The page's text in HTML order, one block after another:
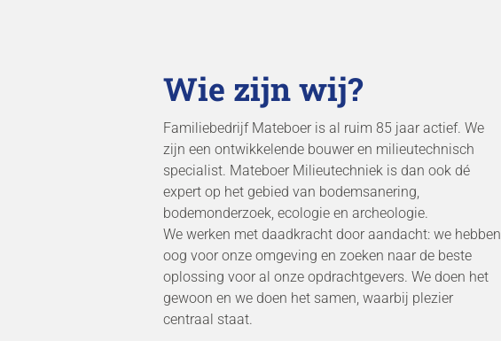
Wie zijn wij?
Familiebedrijf Mateboer is al ruim 85 jaar actief. We
zijn een ontwikkelende bouwer en milieutechnisch
specialist. Mateboer Milieutechniek is dan ook dé
expert op het gebied van bodemsanering,
bodemonderzoek, ecologie en archeologie.
We werken met daadkracht door aandacht: we hebben
oog voor onze omgeving en zoeken naar de beste
oplossing voor al onze opdrachtgevers. We doen het
gewoon en we doen het samen, waarbij plezier
centraal staat.